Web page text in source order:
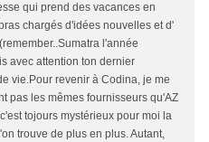
qui prend des vacances en
chargés d'idées nouvelles et d'
l'année
avec attention ton dernier
vie.Pour revenir à Codina, je me
pas les mêmes fournisseurs qu'AZ
tojours mystérieux pour moi la
trouve de plus en plus. Autant,